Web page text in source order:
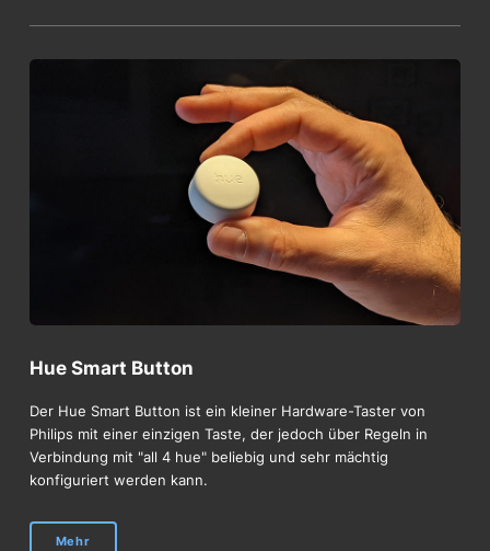
Hue Smart Button
Der Hue Smart Button ist ein kleiner Hardware-Taster von
Philips mit einer einzigen Taste, der jedoch über Regeln in
Verbindung mit "all 4 hue" beliebig und sehr mächtig
konfiguriert werden kann.
Mehr